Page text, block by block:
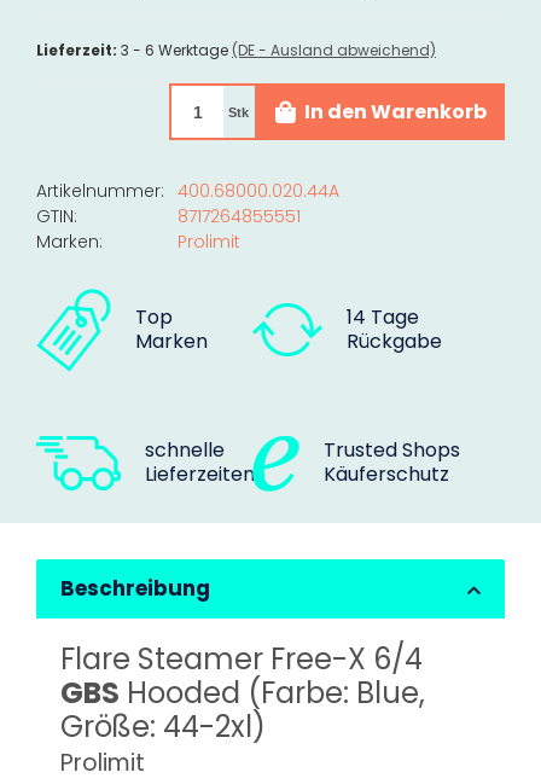
Lieferzeit: 3 - 6 Werktage (DE - Ausland abweichend)
Stk In den Warenkorb
Artikelnummer: 400.68000.020.44A
GTIN:
8717264855551
Marken:
Prolimit
Top
Marken
14 Tage
Rückgabe
schnelle
Lieferzeiten
Trusted Shops
Käuferschutz
Beschreibung
Flare Steamer Free-X 6/4
GBS Hooded (Farbe: Blue,
Größe: 44-2xl)
Prolimit